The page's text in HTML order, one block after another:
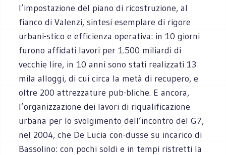
l’impostazione del piano di ricostruzione, al
fianco di Valenzi, sintesi esemplare di rigore
urbani-stico e efficienza operativa: in 10 giorni
furono affidati lavori per 1.500 miliardi di
vecchie lire, in 10 anni sono stati realizzati 13
mila alloggi, di cui circa la metà di recupero, e
oltre 200 attrezzature pub-bliche. E ancora,
l’organizzazione dei lavori di riqualificazione
urbana per lo svolgimento dell’incontro del G7,
nel 2004, che De Lucia con-dusse su incarico di
Bassolino: con pochi soldi e in tempi ristretti la